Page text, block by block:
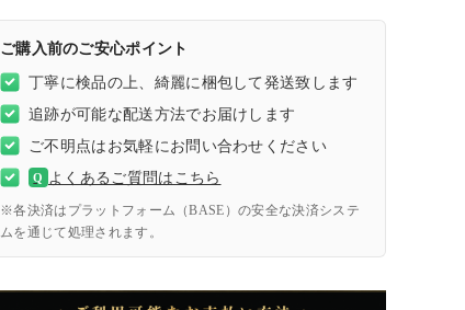
ご購入前のご安心ポイント
丁寧に検品の上、綺麗に梱包して発送致します
追跡が可能な配送方法でお届けします
ご不明点はお気軽にお問い合わせください
Q よくあるご質問はこちら
※各決済はプラットフォーム（BASE）の安全な決済システ
ムを通じて処理されます。